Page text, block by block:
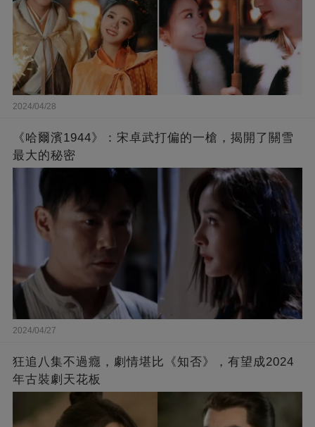
2024/04/28
《哈爾濱1944》：宋卓武打偏的一槍，揭開了關雪
最大的秘密
2024/04/27
狂追八集不過癮，劇情堪比《知否》，有望成2024
年古裝劇天花板